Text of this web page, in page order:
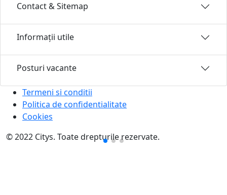
Contact & Sitemap
Informații utile
Posturi vacante
Termeni si conditii
Politica de confidentialitate
Cookies
© 2022 Citys. Toate drepturile rezervate.